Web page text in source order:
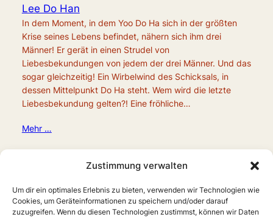
Zustimmung verwalten
Um dir ein optimales Erlebnis zu bieten, verwenden wir Technologien wie
Cookies, um Geräteinformationen zu speichern und/oder darauf
zuzugreifen. Wenn du diesen Technologien zustimmst, können wir Daten
Lee Do Han
In dem Moment, in dem Yoo Do Ha sich in der größten
Krise seines Lebens befindet, nähern sich ihm drei
Männer! Er gerät in einen Strudel von
Liebesbekundungen von jedem der drei Männer. Und das
sogar gleichzeitig! Ein Wirbelwind des Schicksals, in
dessen Mittelpunkt Do Ha steht. Wem wird die letzte
Liebesbekundung gelten?! Eine fröhliche…
Mehr …